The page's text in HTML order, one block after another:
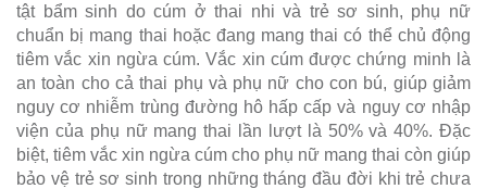
tật bẩm sinh do cúm ở thai nhi và trẻ sơ sinh, phụ nữ
chuẩn bị mang thai hoặc đang mang thai có thể chủ động
tiêm vắc xin ngừa cúm. Vắc xin cúm được chứng minh là
an toàn cho cả thai phụ và phụ nữ cho con bú, giúp giảm
nguy cơ nhiễm trùng đường hô hấp cấp và nguy cơ nhập
viện của phụ nữ mang thai lần lượt là 50% và 40%. Đặc
biệt, tiêm vắc xin ngừa cúm cho phụ nữ mang thai còn giúp
bảo vệ trẻ sơ sinh trong những tháng đầu đời khi trẻ chưa